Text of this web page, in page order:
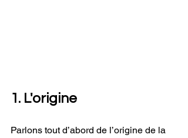
1. L'origine
Parlons tout d’abord de l’origine de la